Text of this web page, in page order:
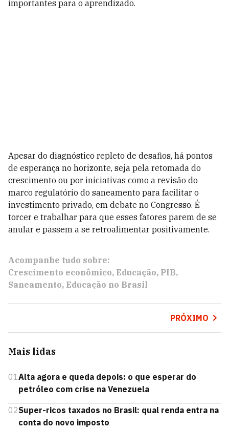
importantes para o aprendizado.
Apesar do diagnóstico repleto de desafios, há pontos
de esperança no horizonte, seja pela retomada do
crescimento ou por iniciativas como a revisão do
marco regulatório do saneamento para facilitar o
investimento privado, em debate no Congresso. É
torcer e trabalhar para que esses fatores parem de se
anular e passem a se retroalimentar positivamente.
Acompanhe tudo sobre:
Crescimento econômico Educação PIB
Saneamento Educação no Brasil
PRÓXIMO
Mais lidas
01Alta agora e queda depois: o que esperar do
petróleo com crise na Venezuela
02Super-ricos taxados no Brasil: qual renda entra na
conta do novo imposto